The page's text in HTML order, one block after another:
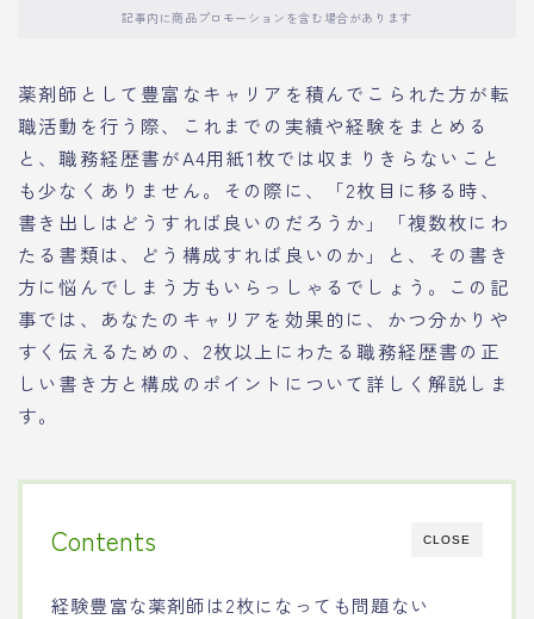
記事内に商品プロモーションを含む場合があります
薬剤師として豊富なキャリアを積んでこられた方が転
職活動を行う際、これまでの実績や経験をまとめる
と、職務経歴書がA4用紙1枚では収まりきらないこと
も少なくありません。その際に、「2枚目に移る時、
書き出しはどうすれば良いのだろうか」「複数枚にわ
たる書類は、どう構成すれば良いのか」と、その書き
方に悩んでしまう方もいらっしゃるでしょう。この記
事では、あなたのキャリアを効果的に、かつ分かりや
すく伝えるための、2枚以上にわたる職務経歴書の正
しい書き方と構成のポイントについて詳しく解説しま
す。
CLOSE
Contents
経験豊富な薬剤師は2枚になっても問題ない